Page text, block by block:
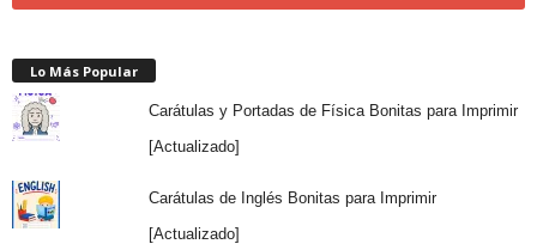
Lo Más Popular
Carátulas y Portadas de Física Bonitas para Imprimir
[Actualizado]
Carátulas de Inglés Bonitas para Imprimir
[Actualizado]